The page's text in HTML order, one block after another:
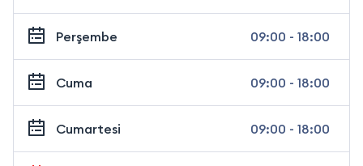
Perşembe 09:00 - 18:00
Cuma 09:00 - 18:00
Cumartesi 09:00 - 18:00